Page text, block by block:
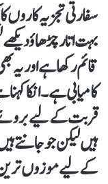
سفارتی تجزیہ
بہت اتار چڑھاؤ
قائم رکھا ہے اور یہ
کامیابی ہے۔ انکا
قربت کے لیے بروئے
ہیں لیکن جو جانتے
کے لیے موزوں